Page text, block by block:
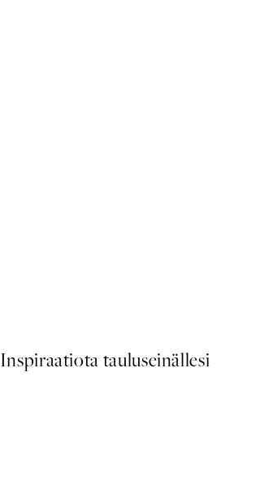
Inspiraatiota tauluseinällesi